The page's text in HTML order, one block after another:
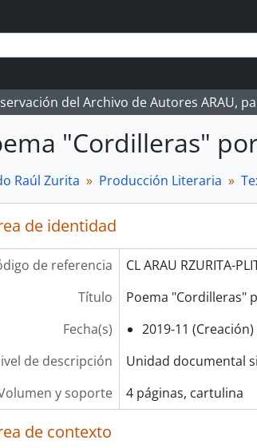
del Archivo de Autores ARAU,
"Cordilleras"
Raúl Zurita Producción Literaria
de identidad
de referencia
CL ARAU RZURITA-
Título
Poema "Cordilleras"
Fecha(s)
2019-11 (Creación)
de descripción
Unidad documental
y soporte
4 páginas, cartulina
de contexto